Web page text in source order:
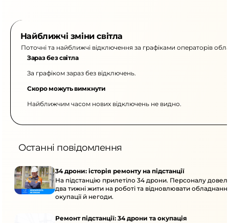
Найближчі зміни світла
Поточні та найближчі відключення за графіками операторів
Зараз без світла
За графіком зараз без відключень.
Скоро можуть вимкнути
Найближчим часом нових відключень не видно.
Останні повідомлення
34 дрони: історія ремонту на підстанції
На підстанцію прилетіло 34 дрони. Персоналу
два тижні жити на роботі та відновлювати
окупації й негоди.
Ремонт підстанції: 34 дрони та окупація